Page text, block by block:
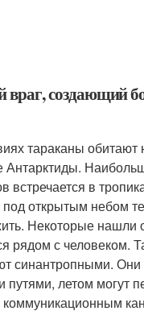
враг, создающий
тараканы обитают
Антарктиды.
встречается в
открытым небом
Некоторые нашли
рядом с человеком.
синантропными.
путями, летом могут
коммуникационным